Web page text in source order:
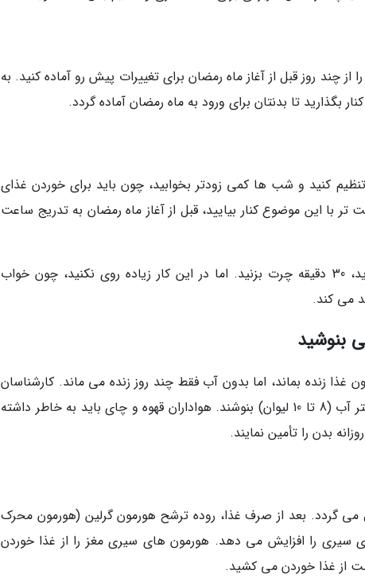
چند روز قبل از آغاز ماه رمضان برای تغییرات پیش رو آماده کنید. به
بگذارید تا بدنتان برای ورود به ماه رمضان آماده گردد.
کنید و شب ها کمی زودتر بخوابید، چون باید برای خوردن غذای
با این موضوع کنار بیایید، قبل از آغاز ماه رمضان به تدریج ساعت
اگر در طول روز احساس خستگی و کمبود انرژی کردید، 30 دقیقه چرت بزنید. اما در این کار زیاده روی نکنید، چون خواب
می کند.
زنده بماند، اما بدون آب فقط چند روز زنده می ماند. کارشناسان
توصیه می نمایند که افراد در ماه رمضان حداقل دو لیتر آب (8 تا 10 لیوان) بنوشند. هواداران قهوه و چای باید به خاطر داشته
بدن را تأمین نمایند.
می گردد. بعد از صرف غذا، روده ترشح هورمون گرلین (هورمون محرک
سیری را افزایش می دهد. هورمون های سیری مغز را از غذا خوردن
از غذا خوردن می کشید.